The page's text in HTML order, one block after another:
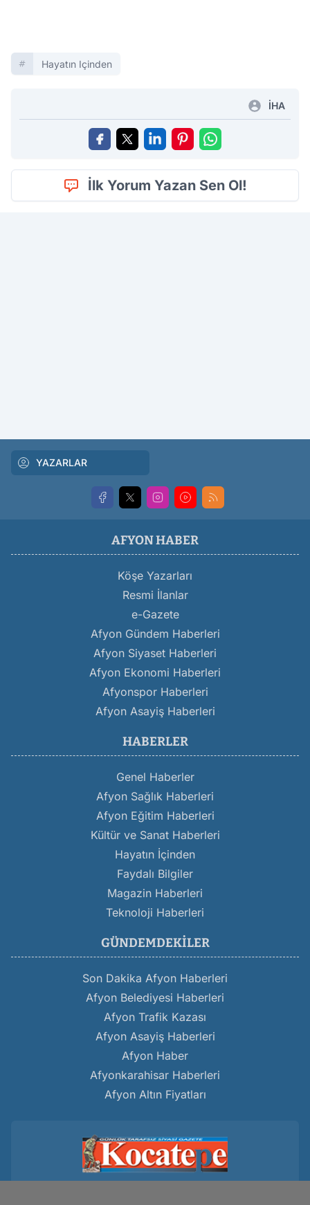
Hayatın Içinden
İHA
İlk Yorum Yazan Sen Ol!
YAZARLAR
AFYON HABER
Köşe Yazarları
Resmi İlanlar
e-Gazete
Afyon Gündem Haberleri
Afyon Siyaset Haberleri
Afyon Ekonomi Haberleri
Afyonspor Haberleri
Afyon Asayiş Haberleri
HABERLER
Genel Haberler
Afyon Sağlık Haberleri
Afyon Eğitim Haberleri
Kültür ve Sanat Haberleri
Hayatın İçinden
Faydalı Bilgiler
Magazin Haberleri
Teknoloji Haberleri
GÜNDEMDEKILER
Son Dakika Afyon Haberleri
Afyon Belediyesi Haberleri
Afyon Trafik Kazası
Afyon Asayiş Haberleri
Afyon Haber
Afyonkarahisar Haberleri
Afyon Altın Fiyatları